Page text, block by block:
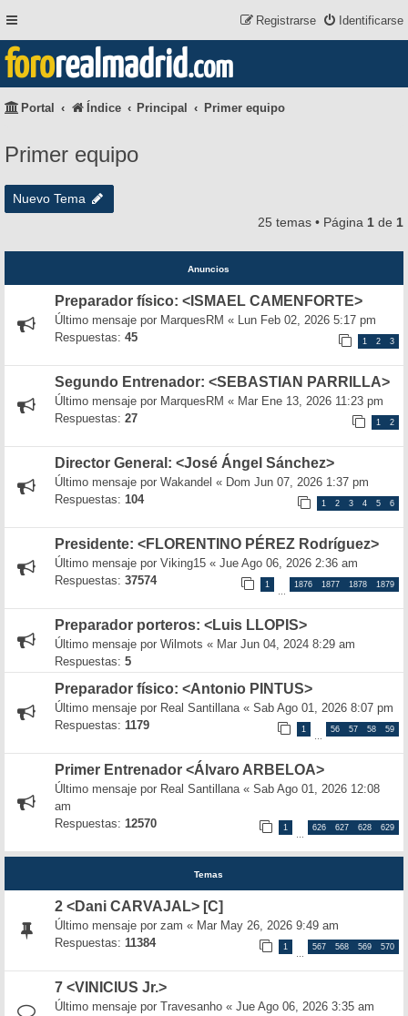
Identificarse
Registrarse
fororealmadrid.com
Portal Índice Principal Primer equipo
Primer equipo
Nuevo Tema
25 temas • Página 1 de 1
Anuncios
Preparador físico: <ISMAEL CAMENFORTE>
Último mensaje por MarquesRM « Lun Feb 02, 2026 5:17 pm
Respuestas: 45 1 2 3
Segundo Entrenador: <SEBASTIAN PARRILLA>
Último mensaje por MarquesRM « Mar Ene 13, 2026 11:23 pm
Respuestas: 27 1 2
Director General: <José Ángel Sánchez>
Último mensaje por Wakandel « Dom Jun 07, 2026 1:37 pm
Respuestas: 104 1 2 3 4 5 6
Presidente: <FLORENTINO PÉREZ Rodríguez>
Último mensaje por Viking15 « Jue Ago 06, 2026 2:36 am
Respuestas: 37574 1
…
1876 1877 1878 1879
Preparador porteros: <Luis LLOPIS>
Último mensaje por Wilmots « Mar Jun 04, 2024 8:29 am
Respuestas: 5
Preparador físico: <Antonio PINTUS>
Último mensaje por Real Santillana« Sab Ago 01, 2026 8:07 pm
Respuestas: 1179 1
…
56 57 58 59
Primer Entrenador <Álvaro ARBELOA>
Último mensaje por Real Santillana« Sab Ago 01, 2026 12:08
am
Respuestas: 12570 1
…
626 627 628 629
Temas
2 <Dani CARVAJAL> [C]
Último mensaje por zam « Mar May 26, 2026 9:49 am
Respuestas: 11384 1
…
567 568 569 570
7 <VINICIUS Jr.>
Último mensaje por Travesanho « Jue Ago 06, 2026 3:35 am